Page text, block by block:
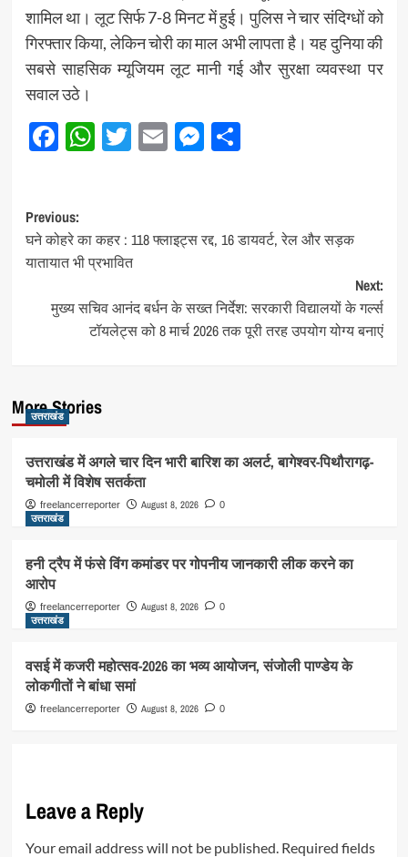
शामिल था। लूट सिर्फ 7-8 मिनट में हुई। पुलिस ने चार संदिग्धों को
गिरफ्तार किया, लेकिन चोरी का माल अभी लापता है। यह दुनिया की
सबसे साहसिक म्यूजियम लूट मानी गई और सुरक्षा व्यवस्था पर
सवाल उठे।
Facebook
WhatsApp
Twitter
EmailMessenger
Share
Post
navigation
Previous:
घने कोहरे का कहर : 118 फ्लाइट्स रद्द, 16 डायवर्ट, रेल और सड़क
यातायात भी प्रभावित
Next:
मुख्य सचिव आनंद बर्धन के सख्त निर्देश: सरकारी विद्यालयों के गर्ल्स
टॉयलेट्स को 8 मार्च 2026 तक पूरी तरह उपयोग योग्य बनाएं
More Stories
उत्तराखंड
उत्तराखंड में अगले चार दिन भारी बारिश का अलर्ट, बागेश्वर-पिथौरागढ़-
चमोली में विशेष सतर्कता
freelancerreporter August 8, 2026 0
उत्तराखंड
हनी ट्रैप में फंसे विंग कमांडर पर गोपनीय जानकारी लीक करने का
आरोप
freelancerreporter August 8, 2026 0
उत्तराखंड
वसई में कजरी महोत्सव-2026 का भव्य आयोजन, संजोली पाण्डेय के
लोकगीतों ने बांधा समां
freelancerreporter August 8, 2026 0
Leave a Reply
Your email address will not be published. Required fields